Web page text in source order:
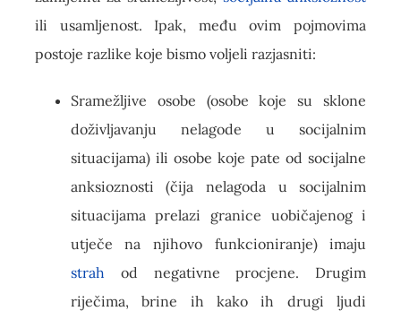
ili usamljenost. Ipak, među ovim pojmovima
postoje razlike koje bismo voljeli razjasniti:
Sramežljive osobe (osobe koje su sklone
doživljavanju nelagode u socijalnim
situacijama) ili osobe koje pate od socijalne
anksioznosti (čija nelagoda u socijalnim
situacijama prelazi granice uobičajenog i
utječe na njihovo funkcioniranje) imaju
strah od negativne procjene. Drugim
riječima, brine ih kako ih drugi ljudi